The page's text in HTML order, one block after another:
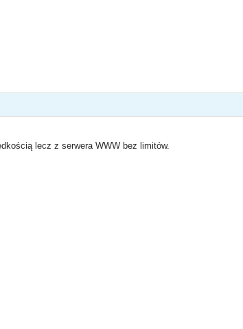
lecz z serwera WWW bez limitów.